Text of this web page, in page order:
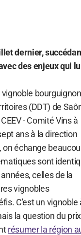
dernier,
des enjeux qui
(DDT) de
- Comité Vins à
ans à la direction
on échange
sont
celles de la
vignobles
C'est un vignoble
la question du
résumer la région